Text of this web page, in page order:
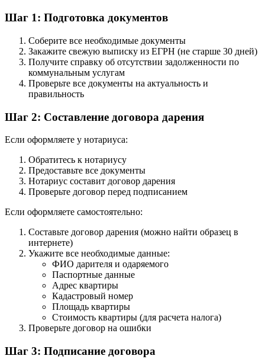
Шаг 1: Подготовка документов
Соберите все необходимые документы
Закажите свежую выписку из ЕГРН (не старше 30 дней)
Получите справку об отсутствии задолженности по
коммунальным услугам
Проверьте все документы на актуальность и
правильность
Шаг 2: Составление договора дарения
Если оформляете у нотариуса:
Обратитесь к нотариусу
Предоставьте все документы
Нотариус составит договор дарения
Проверьте договор перед подписанием
Если оформляете самостоятельно:
Составьте договор дарения (можно найти образец в
интернете)
Укажите все необходимые данные:
ФИО дарителя и одаряемого
Паспортные данные
Адрес квартиры
Кадастровый номер
Площадь квартиры
Стоимость квартиры (для расчета налога)
Проверьте договор на ошибки
Шаг 3: Подписание договора